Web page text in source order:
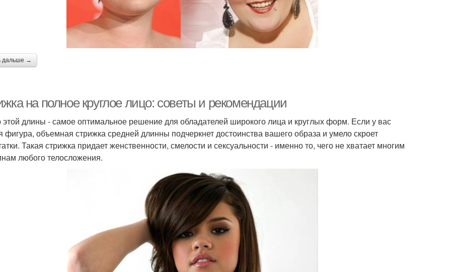
дальше →
на полное круглое лицо: советы и рекомендации
длины - самое оптимальное решение для обладателей широкого лица и круглых форм. Если у вас
фигура, объемная стрижка средней длинны подчеркнет достоинства вашего образа и умело скроет
Такая стрижка придает женственности, смелости и сексуальности - именно то, чего не хватает многим
любого телосложения.